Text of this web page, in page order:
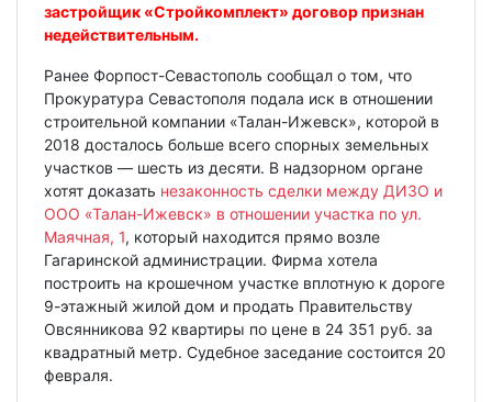
застройщик «Стройкомплект» договор признан
недействительным.
Ранее Форпост-Севастополь сообщал о том, что
Прокуратура Севастополя подала иск в отношении
строительной компании «Талан-Ижевск», которой в
2018 досталось больше всего спорных земельных
участков — шесть из десяти. В надзорном органе
хотят доказать незаконность сделки между ДИЗО и
ООО «Талан-Ижевск» в отношении участка по ул.
Маячная, 1, который находится прямо возле
Гагаринской администрации. Фирма хотела
построить на крошечном участке вплотную к дороге
9-этажный жилой дом и продать Правительству
Овсянникова 92 квартиры по цене в 24 351 руб. за
квадратный метр. Судебное заседание состоится 20
февраля.